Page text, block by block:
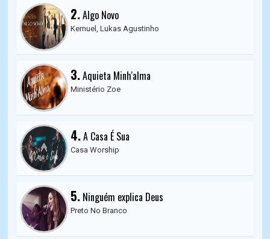
2.Algo Novo
Kemuel, Lukas Agustinho
3.Aquieta Minh'alma
Ministério Zoe
4.A Casa É Sua
Casa Worship
5. Ninguém explica Deus
Preto No Branco